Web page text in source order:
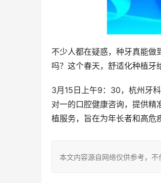
不少人都在疑惑，种牙真能做
吗？这个春天，舒适化种植牙
3月15日上午9：30，杭州牙
对一的口腔健康咨询，提供精
植服务，旨在为年长者和高危
本文内容源自网络仅供参考，